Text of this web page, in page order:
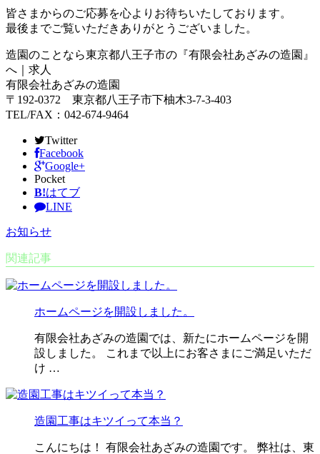
皆さまからのご応募を心よりお待ちいたしております。
最後までご覧いただきありがとうございました。
造園のことなら東京都八王子市の『有限会社あざみの造園』
へ｜求人
有限会社あざみの造園
〒192-0372 東京都八王子市下柚木3-7-3-403
TEL/FAX：042-674-9464
Twitter
Facebook
Google+
Pocket
B!はてブ
LINE
お知らせ
関連記事
ホームページを開設しました。
有限会社あざみの造園では、新たにホームページを開
設しました。 これまで以上にお客さまにご満足いただ
け …
造園工事はキツイって本当？
こんにちは！ 有限会社あざみの造園です。 弊社は、東